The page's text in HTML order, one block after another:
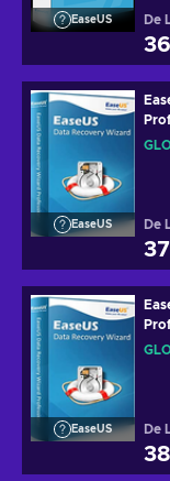
EaseUS De
EaseUS De
EaseUS De